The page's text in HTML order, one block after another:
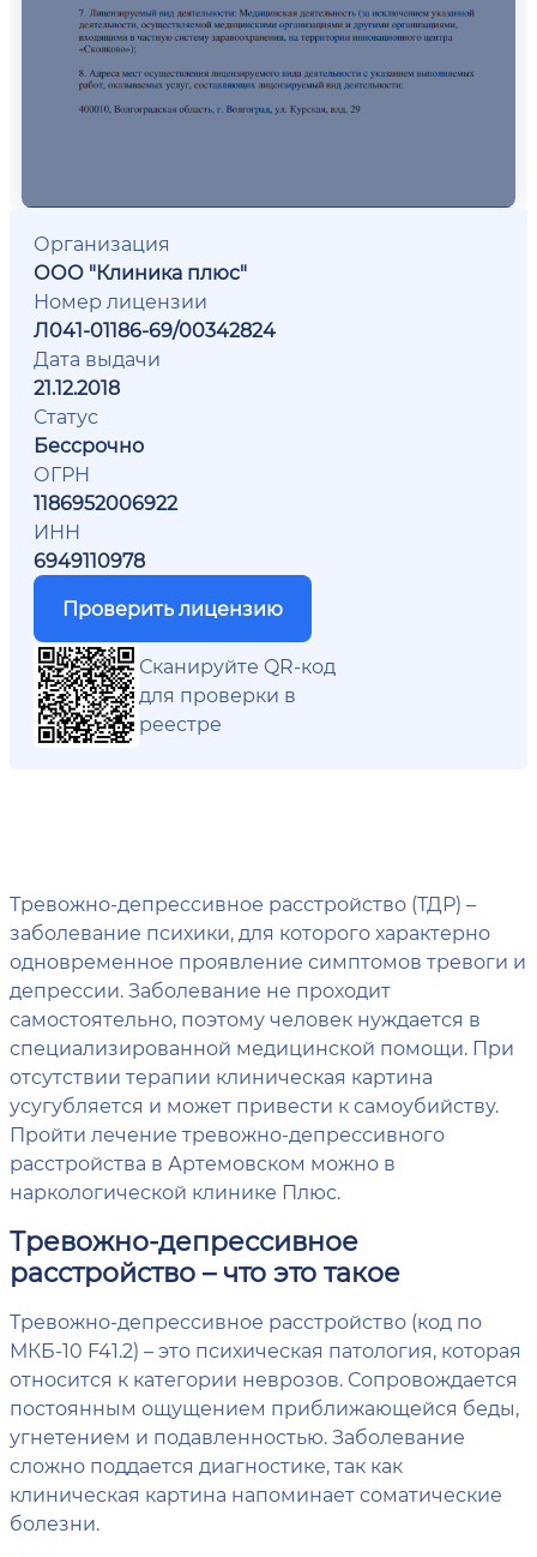
Организация
ООО "Клиника плюс"
Номер лицензии
Л041-01186-69/00342824
Дата выдачи
21.12.2018
Статус
Бессрочно
ОГРН
1186952006922
ИНН
6949110978
Проверить лицензию
Сканируйте QR-код
для проверки в
реестре
Тревожно-депрессивное расстройство (ТДР) –
заболевание психики, для которого характерно
одновременное проявление симптомов тревоги и
депрессии. Заболевание не проходит
самостоятельно, поэтому человек нуждается в
специализированной медицинской помощи. При
отсутствии терапии клиническая картина
усугубляется и может привести к самоубийству.
Пройти лечение тревожно-депрессивного
расстройства в Артемовском можно в
наркологической клинике Плюс.
Тревожно-депрессивное
расстройство – что это такое
Тревожно-депрессивное расстройство (код по
МКБ-10 F41.2) – это психическая патология, которая
относится к категории неврозов. Сопровождается
постоянным ощущением приближающейся беды,
угнетением и подавленностью. Заболевание
сложно поддается диагностике, так как
клиническая картина напоминает соматические
болезни.